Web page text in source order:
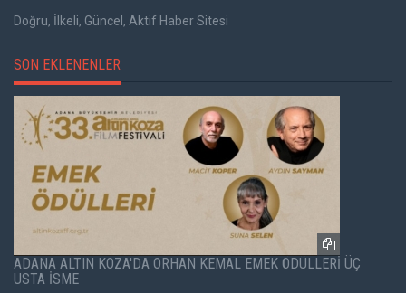
Doğru, İlkeli, Güncel, Aktif Haber Sitesi
SON EKLENENLER
ADANA ALTIN KOZA'DA ORHAN KEMAL EMEK ÖDÜLLERİ ÜÇ
USTA İSME